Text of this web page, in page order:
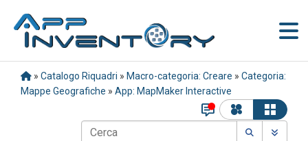
» Catalogo Riquadri » Macro-categoria: Creare » Categoria:
Mappe Geografiche » App: MapMaker Interactive